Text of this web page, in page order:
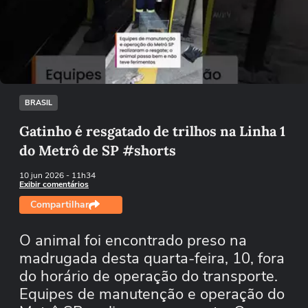
Não foi possível reproduzir o vídeo
Tentar novamente
BRASIL
Gatinho é resgatado de trilhos na Linha 1
do Metrô de SP #shorts
10 jun 2026- 11h34
Exibir comentários
Compartilhar
O animal foi encontrado preso na
madrugada desta quarta-feira, 10, fora
do horário de operação do transporte.
Equipes de manutenção e operação do